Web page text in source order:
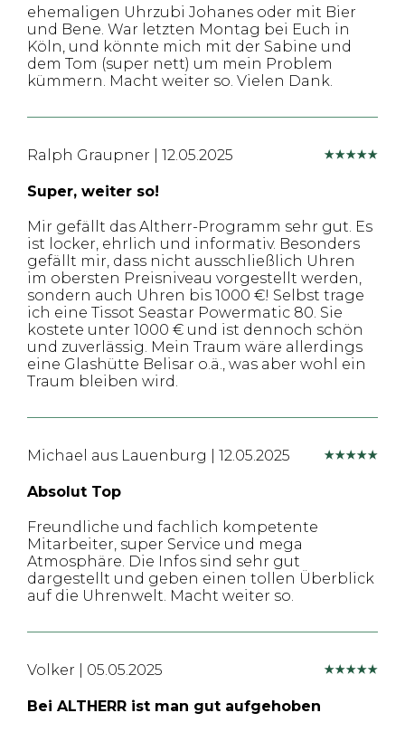
ehemaligen Uhrzubi Johanes oder mit Bier
und Bene. War letzten Montag bei Euch in
Köln, und könnte mich mit der Sabine und
dem Tom (super nett) um mein Problem
kümmern. Macht weiter so. Vielen Dank.
Ralph Graupner 12.05.2025
Super, weiter so!
Mir gefällt das Altherr-Programm sehr gut. Es
ist locker, ehrlich und informativ. Besonders
gefällt mir, dass nicht ausschließlich Uhren
im obersten Preisniveau vorgestellt werden,
sondern auch Uhren bis 1000 €! Selbst trage
ich eine Tissot Seastar Powermatic 80. Sie
kostete unter 1000 € und ist dennoch schön
und zuverlässig. Mein Traum wäre allerdings
eine Glashütte Belisar o.ä., was aber wohl ein
Traum bleiben wird.
Michael aus Lauenburg 12.05.2025
Absolut Top
Freundliche und fachlich kompetente
Mitarbeiter, super Service und mega
Atmosphäre. Die Infos sind sehr gut
dargestellt und geben einen tollen Überblick
auf die Uhrenwelt. Macht weiter so.
Volker 05.05.2025
Bei ALTHERR ist man gut aufgehoben